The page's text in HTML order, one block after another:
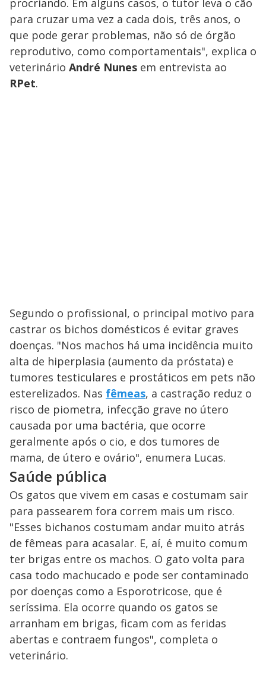
procriando. Em alguns casos, o tutor leva o cão
para cruzar uma vez a cada dois, três anos, o
que pode gerar problemas, não só de órgão
reprodutivo, como comportamentais", explica o
veterinário André Nunes em entrevista ao
RPet.
Segundo o profissional, o principal motivo para
castrar os bichos domésticos é evitar graves
doenças. "Nos machos há uma incidência muito
alta de hiperplasia (aumento da próstata) e
tumores testiculares e prostáticos em pets não
esterelizados. Nas fêmeas, a castração reduz o
risco de piometra, infecção grave no útero
causada por uma bactéria, que ocorre
geralmente após o cio, e dos tumores de
mama, de útero e ovário", enumera Lucas.
Saúde pública
Os gatos que vivem em casas e costumam sair
para passearem fora correm mais um risco.
"Esses bichanos costumam andar muito atrás
de fêmeas para acasalar. E, aí, é muito comum
ter brigas entre os machos. O gato volta para
casa todo machucado e pode ser contaminado
por doenças como a Esporotricose, que é
seríssima. Ela ocorre quando os gatos se
arranham em brigas, ficam com as feridas
abertas e contraem fungos", completa o
veterinário.